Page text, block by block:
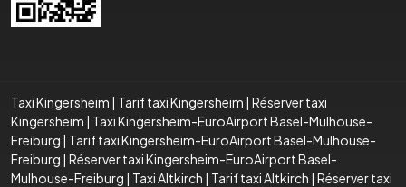
Taxi Kingersheim | Tarif taxi Kingersheim | Réserver taxi
Kingersheim | Taxi Kingersheim-EuroAirport Basel-Mulhouse-
Freiburg | Tarif taxi Kingersheim-EuroAirport Basel-Mulhouse-
Freiburg | Réserver taxi Kingersheim-EuroAirport Basel-
Mulhouse-Freiburg | Taxi Altkirch | Tarif taxi Altkirch | Réserver taxi